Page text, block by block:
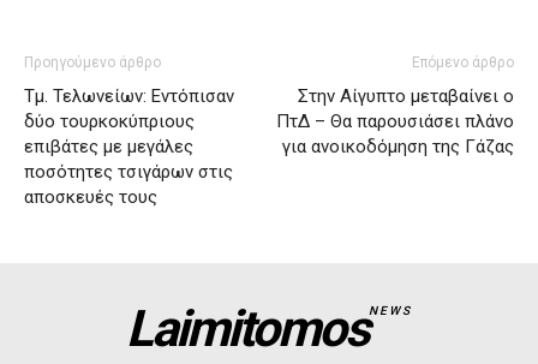
Προηγούμενο άρθρο
Τμ. Τελωνείων: Εντόπισαν
δύο τουρκοκύπριους
επιβάτες με μεγάλες
ποσότητες τσιγάρων στις
αποσκευές τους
Επόμενο άρθρο
Στην Αίγυπτο μεταβαίνει ο
ΠτΔ – Θα παρουσιάσει πλάνο
για ανοικοδόμηση της Γάζας
LaimitomosNEWS